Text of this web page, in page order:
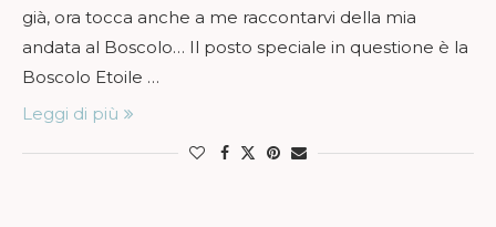
già, ora tocca anche a me raccontarvi della mia
andata al Boscolo… Il posto speciale in questione è la
Boscolo Etoile …
Leggi di più